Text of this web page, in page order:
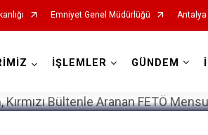
Emniyet Genel Müdürlüğü
İŞLEMLER GÜNDEM